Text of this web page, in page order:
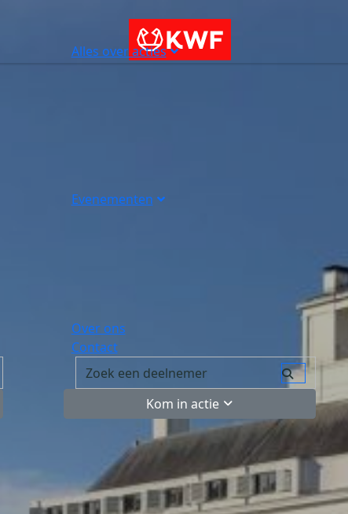
Alles over acties
Evenementen
Over ons
Contact
Kom in actie